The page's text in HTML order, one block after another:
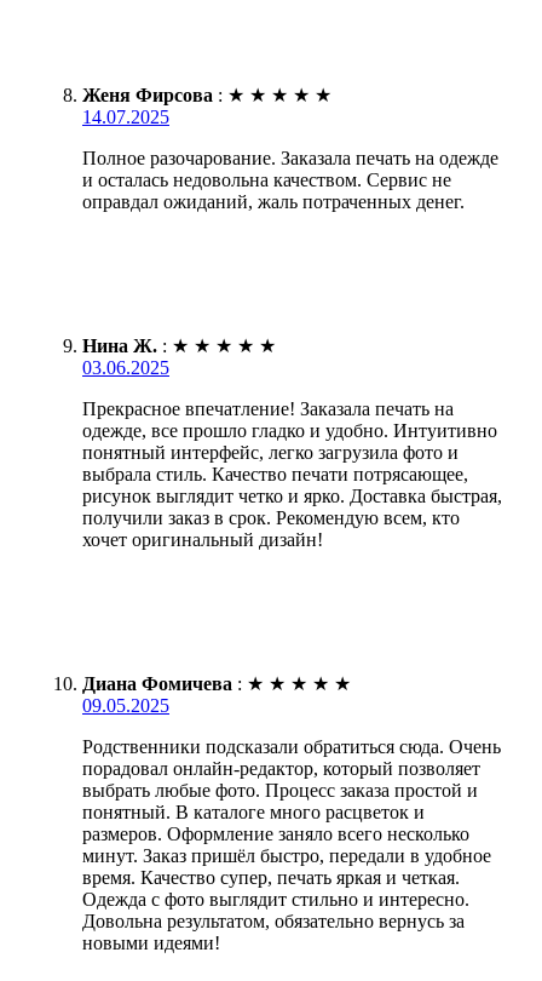
Женя Фирсова : ★ ★ ★ ★ ★
14.07.2025
Полное разочарование. Заказала печать на одежде
и осталась недовольна качеством. Сервис не
оправдал ожиданий, жаль потраченных денег.
Нина Ж. : ★ ★ ★ ★ ★
03.06.2025
Прекрасное впечатление! Заказала печать на
одежде, все прошло гладко и удобно. Интуитивно
понятный интерфейс, легко загрузила фото и
выбрала стиль. Качество печати потрясающее,
рисунок выглядит четко и ярко. Доставка быстрая,
получили заказ в срок. Рекомендую всем, кто
хочет оригинальный дизайн!
Диана Фомичева : ★ ★ ★ ★ ★
09.05.2025
Родственники подсказали обратиться сюда. Очень
порадовал онлайн-редактор, который позволяет
выбрать любые фото. Процесс заказа простой и
понятный. В каталоге много расцветок и
размеров. Оформление заняло всего несколько
минут. Заказ пришёл быстро, передали в удобное
время. Качество супер, печать яркая и четкая.
Одежда с фото выглядит стильно и интересно.
Довольна результатом, обязательно вернусь за
новыми идеями!